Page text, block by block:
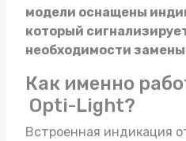
модели оснащены
который
необходимости
Как именно
Opti-Light?
Встроенная индикация